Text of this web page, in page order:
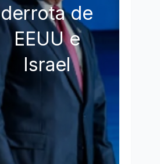
derrota de
EEUU e
Israel